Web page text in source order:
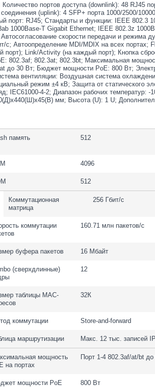
портов доступа (downlink): 48 RJ45
(uplink): 4 SFP+ порта 1000/2500/
порт: RJ45; Стандарты и функции: IEEE 802.3
1000Base-T Gigabit Ethernet; IEEE 802.3z
скорости передачи и режима
с; Автоопределение MDI/MDIX на всех портах;
порт); Link/Activity (на каждый порт); Кнопка
802.3af; 802.3at; 802.3bt; Максимальная
до 30 Вт; Бюджет мощности PoE: 800 Вт;
вентиляции: Воздушная система
режим ±4 кВ; Защита от статического
IEC61000-4-2; Диапазон рабочих температур:
мм; Высота (U): 1 U;
память 512
4096
512
Коммутационная
матрица
256 Гбит/с
коммутации
160.71 млн пакетов/с
буфера пакетов 16 Мбайт
(сверхдлинные)
12
таблицы MAC-
32К
коммутации Store-and-forward
маршрутизации Макс. 12 тыс. записей
мощность
на портах
Порт 1-4 802.3af/at/bt
мощности PoE 800 Вт